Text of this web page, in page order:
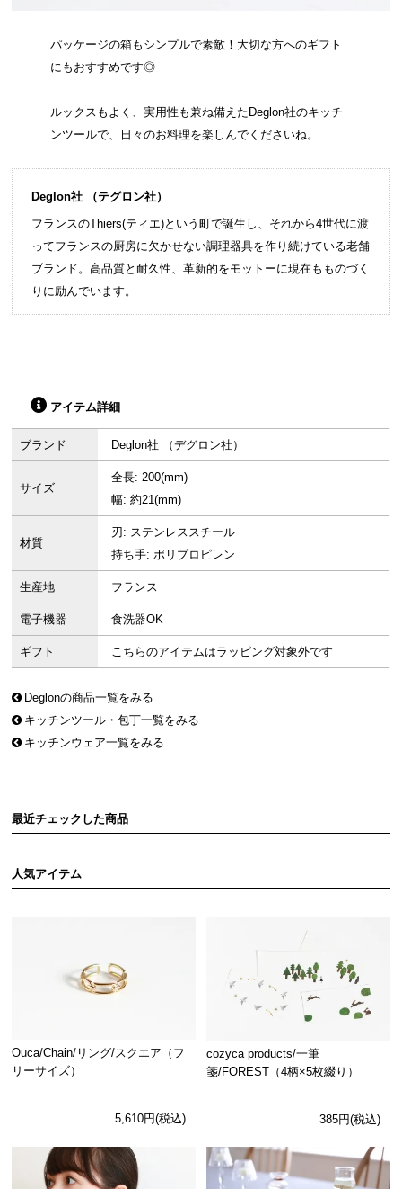
パッケージの箱もシンプルで素敵！大切な方へのギフト
にもおすすめです◎
ルックスもよく、実用性も兼ね備えたDeglon社のキッチ
ンツールで、日々のお料理を楽しんでくださいね。
Deglon社 （テグロン社）
フランスのThiers(ティエ)という町で誕生し、それから4世代に渡
ってフランスの厨房に欠かせない調理器具を作り続けている老舗
ブランド。高品質と耐久性、革新的をモットーに現在もものづく
りに励んでいます。
アイテム詳細
ブランド Deglon社 （デグロン社）
サイズ
全長: 200(mm)
幅: 約21(mm)
材質
刃: ステンレススチール
持ち手: ポリプロピレン
生産地 フランス
電子機器 食洗器OK
ギフト こちらのアイテムはラッピング対象外です
Deglonの商品一覧をみる
キッチンツール・包丁一覧をみる
キッチンウェア一覧をみる
最近チェックした商品
人気アイテム
Ouca/Chain/リング/スクエア（フ
リーサイズ）
5,610円(税込)
cozyca products/一筆
箋/FOREST（4柄×5枚綴り）
385円(税込)